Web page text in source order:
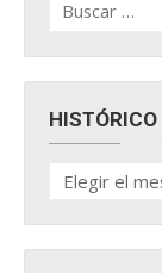
por:
HISTÓRICO
DE